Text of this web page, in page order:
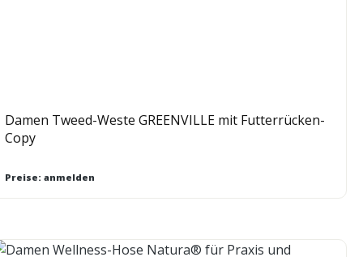
Damen Tweed-Weste GREENVILLE mit Futterrücken-
Copy
Preise: anmelden